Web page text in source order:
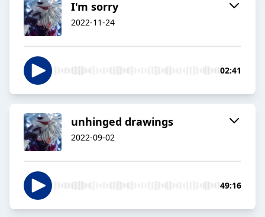
I'm sorry
2022-11-24
02:41
unhinged drawings
2022-09-02
49:16